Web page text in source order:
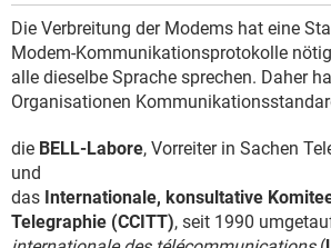
Die Verbreitung der Modems hat eine
Modem-Kommunikationsprotokolle
alle dieselbe Sprache sprechen. Daher
Organisationen
die BELL-Labore, Vorreiter in Sachen
und
das Internationale, konsultative
Telegraphie (CCITT), seit 1990